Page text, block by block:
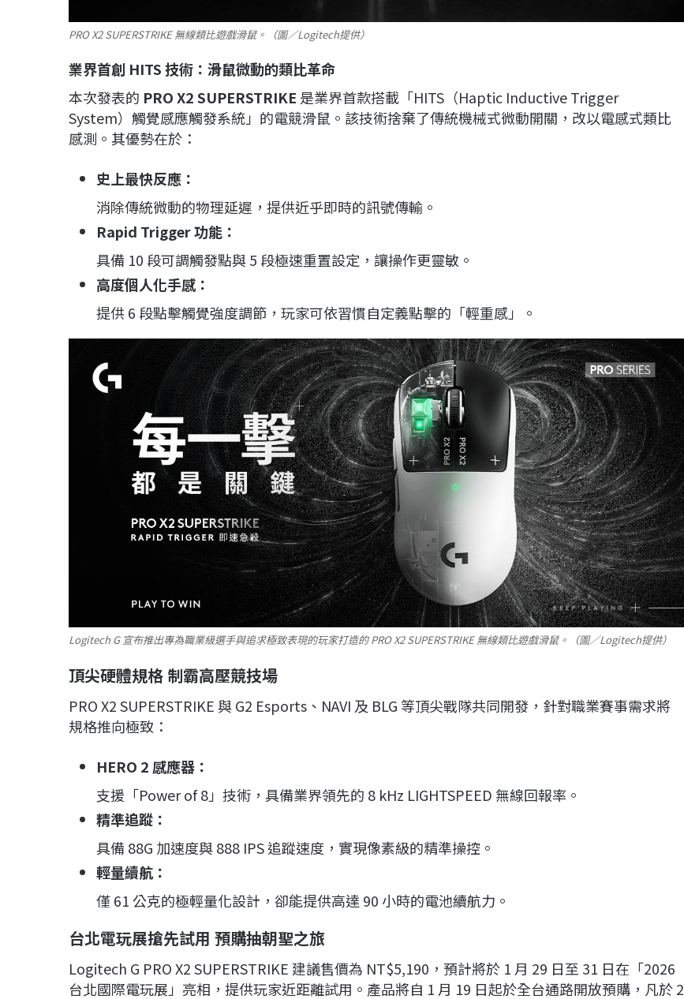
PRO X2 SUPERSTRIKE 無線類比遊戲滑鼠。（圖／Logitech提供）
業界首創 HITS 技術：滑鼠微動的類比革命
本次發表的 PRO X2 SUPERSTRIKE 是業界首款搭載「HITS（Haptic Inductive Trigger
System）觸覺感應觸發系統」的電競滑鼠。該技術捨棄了傳統機械式微動開關，改以電感式類比
感測。其優勢在於：
史上最快反應：
消除傳統微動的物理延遲，提供近乎即時的訊號傳輸。
Rapid Trigger 功能：
具備 10 段可調觸發點與 5 段極速重置設定，讓操作更靈敏。
高度個人化手感：
提供 6 段點擊觸覺強度調節，玩家可依習慣自定義點擊的「輕重感」。
Logitech G 宣布推出專為職業級選手與追求極致表現的玩家打造的 PRO X2 SUPERSTRIKE 無線類比遊戲滑鼠。（圖／Logitech提供）
頂尖硬體規格 制霸高壓競技場
PRO X2 SUPERSTRIKE 與 G2 Esports、NAVI 及 BLG 等頂尖戰隊共同開發，針對職業賽事需求將
規格推向極致：
HERO 2 感應器：
支援「Power of 8」技術，具備業界領先的 8 kHz LIGHTSPEED 無線回報率。
精準追蹤：
具備 88G 加速度與 888 IPS 追蹤速度，實現像素級的精準操控。
輕量續航：
僅 61 公克的極輕量化設計，卻能提供高達 90 小時的電池續航力。
台北電玩展搶先試用 預購抽朝聖之旅
Logitech G PRO X2 SUPERSTRIKE 建議售價為 NT$5,190，預計將於 1 月 29 日至 31 日在「2026
台北國際電玩展」亮相，提供玩家近距離試用。產品將自 1 月 19 日起於全台通路開放預購，凡於 2